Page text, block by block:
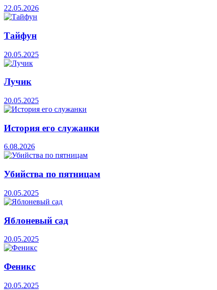
22.05.2026
Тайфун
20.05.2025
Лучик
20.05.2025
История его служанки
6.08.2026
Убийства по пятницам
20.05.2025
Яблоневый сад
20.05.2025
Феникс
20.05.2025